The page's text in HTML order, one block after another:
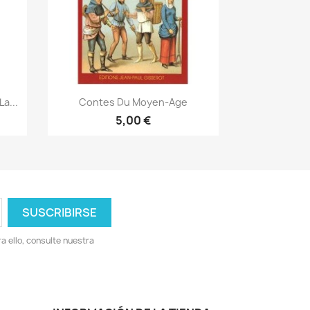
Vista rápida
Contes Du Moyen-Age
5,00 €
ello, consulte nuestra